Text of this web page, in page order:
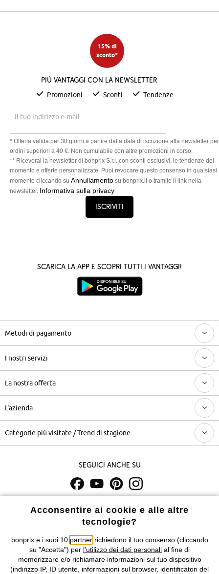
15% di
sconto*
Più vantaggi con la newsletter
Promozioni Sconti Tendenze
Il tuo indirizzo e-mail
* Offerta valida per 30 giorni a partire dalla data di iscrizione alla newsletter per
ordini superiori a 40 €. Non cumulabile con altre promozioni in corso.
** Riceverai la newsletter di bonprix S.r.l. con sconti esclusivi, le tendenze del
momento e offerte personalizzate. Puoi revocare questo consenso in qualsiasi
momento cliccando su Annullamento su bonprix.it o tramite il link nella
newsletter. Informativa sulla privacy
Iscriviti
Scarica la App e scopri tutti i vantaggi!
Metodi di pagamento
I nostri servizi
La nostra offerta
L'azienda
Categorie più visitate / Trend di stagione
Seguici anche su
costi di servizio.
Condizioni di vendita Accessibilità
Informativa privacy e cookie Gestione dei cookie
Acconsentire ai cookie e alle altre
tecnologie?
bonprix e i suoi 10 partnerrichiedono il tuo consenso (cliccando
su "Accetta") per l'utilizzo dei dati personali al fine di
memorizzare e/o richiamare informazioni sul tuo dispositivo
(indirizzo IP, ID utente, informazioni sul browser, identificatori del